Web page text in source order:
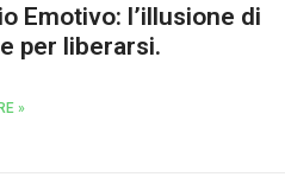
Emotivo: l’illusione di
per liberarsi.
»